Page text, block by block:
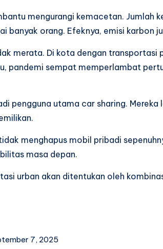
mengurangi kemacetan. Jumlah
banyak orang. Efeknya, emisi karbon
merata. Di kota dengan transportasi
pandemi sempat memperlambat
pengguna utama car sharing.
menghapus mobil pribadi
masa depan.
urban akan ditentukan oleh
7, 2025